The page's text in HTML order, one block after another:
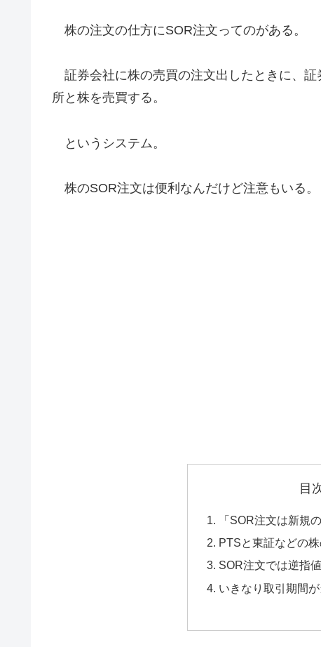
株の注文の仕方にSOR注文ってのがある。
証券会社に株の売買の注文出したときに、証
所と株を売買する。
というシステム。
株のSOR注文は便利なんだけど注意もいる。
目
「SOR注文は新規
PTSと東証などの
SOR注文では逆指
いきなり取引期間